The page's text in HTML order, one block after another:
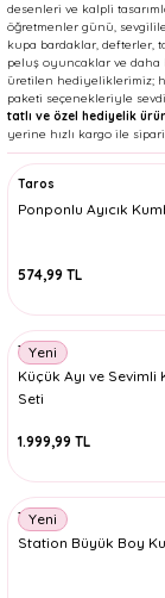
desenleri ve kalpli
öğretmenler günü,
kupa bardaklar, defterler,
peluş oyuncaklar ve daha
üretilen hediyeliklerimiz;
paketi seçenekleriyle
tatlı ve özel hediyelik
yerine hızlı kargo ile
Taros
Ponponlu Ayıcık
574,99 TL
Yeni
Taros
Küçük Ayı ve Sevimli
Seti
1.999,99 TL
Yeni
Taros
Station Büyük Boy